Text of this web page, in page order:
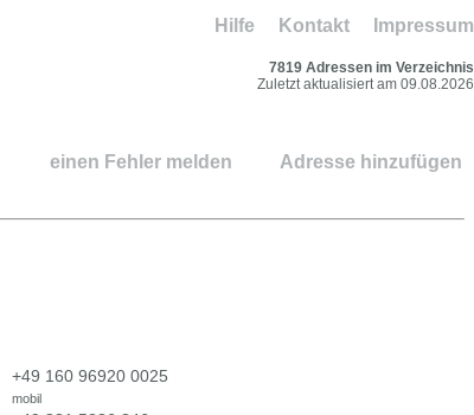
Impressum
Kontakt
Hilfe
7819 Adressen im Verzeichnis
Zuletzt aktualisiert am 09.08.2026
einen Fehler melden Adresse hinzufügen
+49 160 96920 0025
mobil